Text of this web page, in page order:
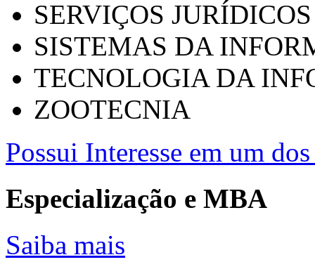
SERVIÇOS
SISTEMAS DA
TECNOLOGIA DA
ZOOTECNIA
Possui Interesse em um
Especialização e MBA
Saiba mais